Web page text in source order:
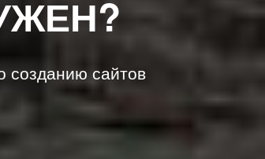
созданию сайтов